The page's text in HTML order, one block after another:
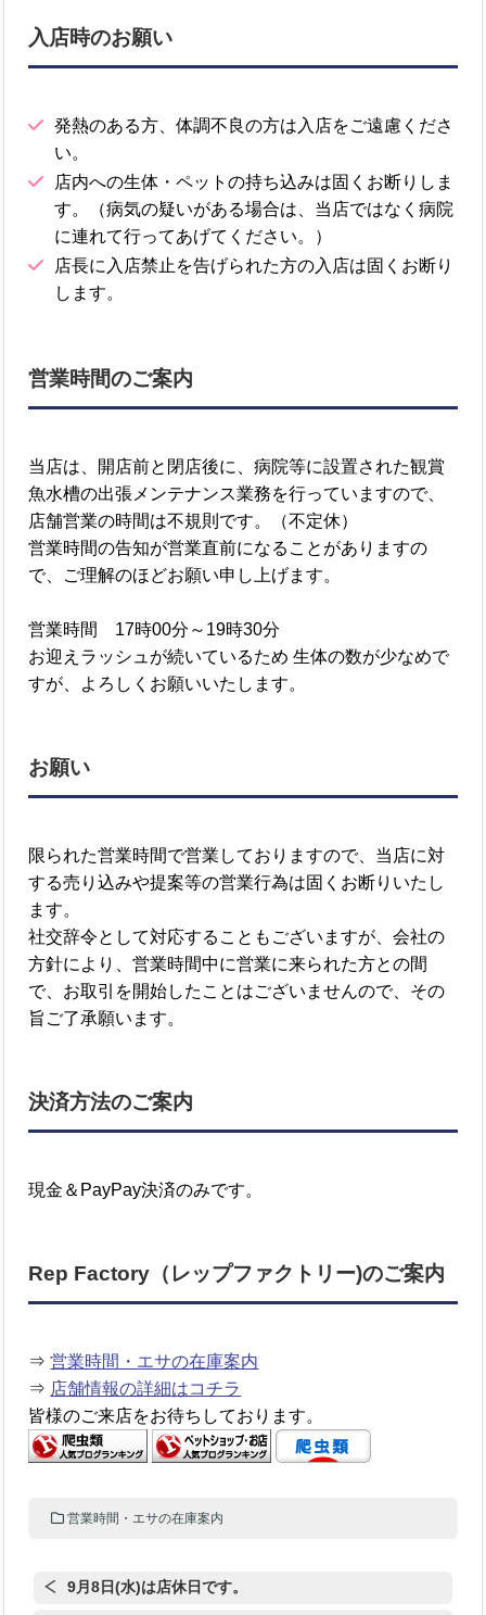
入店時のお願い
発熱のある方、体調不良の方は入店をご遠慮くださ
い。
店内への生体・ペットの持ち込みは固くお断りしま
す。（病気の疑いがある場合は、当店ではなく病院
に連れて行ってあげてください。）
店長に入店禁止を告げられた方の入店は固くお断り
します。
営業時間のご案内
当店は、開店前と閉店後に、病院等に設置された観賞
魚水槽の出張メンテナンス業務を行っていますので、
店舗営業の時間は不規則です。（不定休）
営業時間の告知が営業直前になることがありますの
で、ご理解のほどお願い申し上げます。
営業時間 17時00分～19時30分
お迎えラッシュが続いているため 生体の数が少なめで
すが、よろしくお願いいたします。
お願い
限られた営業時間で営業しておりますので、当店に対
する売り込みや提案等の営業行為は固くお断りいたし
ます。
社交辞令として対応することもございますが、会社の
方針により、営業時間中に営業に来られた方との間
で、お取引を開始したことはございませんので、その
旨ご了承願います。
決済方法のご案内
現金＆PayPay決済のみです。
Rep Factory（レップファクトリー)のご案内
⇒営業時間・エサの在庫案内
⇒ 店舗情報の詳細はコチラ
皆様のご来店をお待ちしております。
営業時間・エサの在庫案内
9月8日(水)は店休日です。